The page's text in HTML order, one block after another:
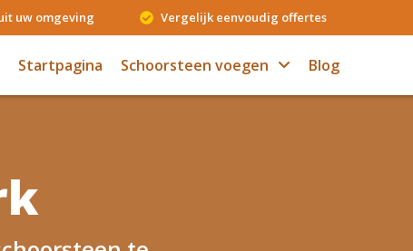
uw omgeving Vergelijk eenvoudig offertes
Startpagina Schoorsteen voegen Blog